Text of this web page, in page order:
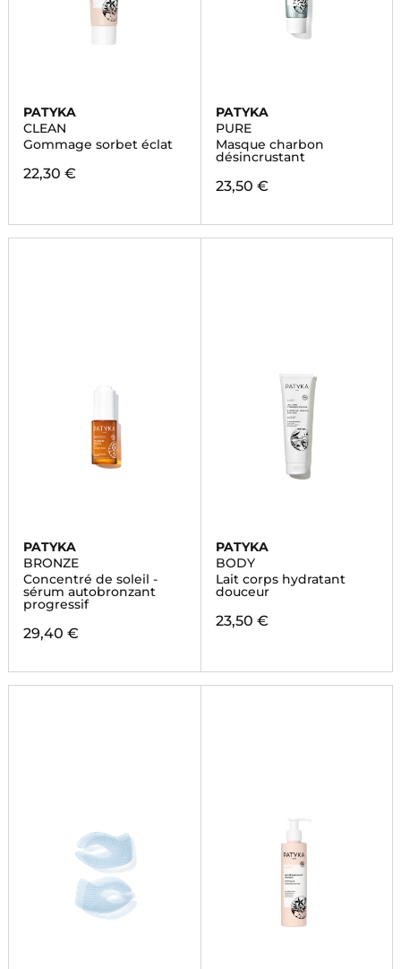
PATYKA
CLEAN
Gommage sorbet éclat
22,30 €
PATYKA
PURE
Masque charbon
désincrustant
23,50 €
PATYKA
BRONZE
Concentré de soleil -
sérum autobronzant
progressif
29,40 €
PATYKA
BODY
Lait corps hydratant
douceur
23,50 €